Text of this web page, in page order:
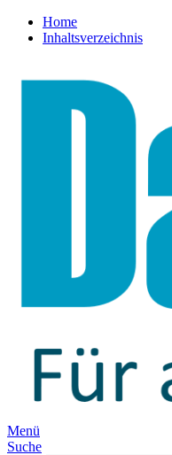
Home
Inhaltsverzeichnis
Menü
Suche